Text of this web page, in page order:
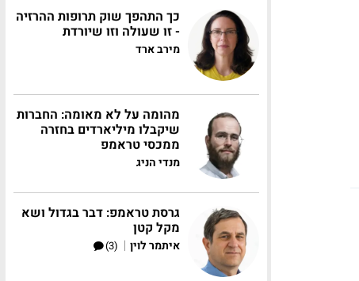
כך התהפך שוק תרופות ההרזיה
- זו שעולה וזו שיורדת
מירב ארד
מהומה על לא מאומה: החברות
שיקבלו מיליארדים בחזרה
ממכסי טראמפ
מנדי הניג
גרסת טראמפ: דבר בגדול ושא
מקל קטן
איתמר לוין |
(3)